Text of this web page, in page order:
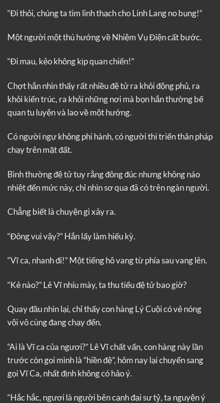
“Đi thôi, chúng ta tìm linh thạch cho Linh Lang no bụng!”
Một người một thú hướng về Nhiệm Vụ Điện cất bước.
“Đi mau, kẻo không kịp quan chiến!”
Chợt hắn nhìn thấy rất nhiều đệ tử ra khỏi động phủ, ra
khỏi kiến trúc, ra khỏi những nơi mà bọn hắn thường bế
quan tu luyện và lao về một hướng.
Có người ngự không phi hành, có người thi triển thân pháp
chạy trên mặt đất.
Bình thường đệ tử tuy rằng đông đúc nhưng không náo
nhiệt đến mức này, chỉ nhìn sơ qua đã có trên ngàn người.
Chẳng biết là chuyện gì xảy ra.
“Đông vui vậy?” Hắn lấy làm hiếu kỳ.
“Vĩ ca, nhanh đi!” Một tiếng hô vang từ phía sau vang lên.
“Kẻ nào?” Lê Vĩ nhíu mày, ta thu tiểu đệ tử bao giờ?
Quay đầu nhìn lại, chỉ thấy con hàng Lý Cuội có vẻ nóng
vội vô cùng đang chạy đến.
“Ai là Vĩ ca của ngươi?” Lê Vĩ chất vấn, con hàng này lần
trước còn gọi mình là “hiền đệ”, hôm nay lại chuyển sang
gọi Vĩ Ca, nhất định không có hảo ý.
“Hắc hắc, ngươi là người bên cạnh đại sư tỷ, ta nguyện ý